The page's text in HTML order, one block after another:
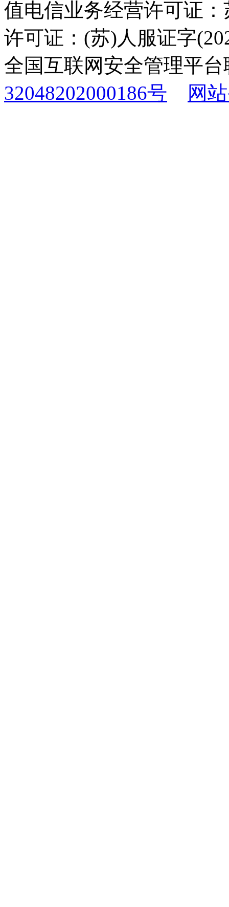
值电信业务经营许可证
许可证：(苏)人服证字
全国互联网安全管理平
32048202000186号
网